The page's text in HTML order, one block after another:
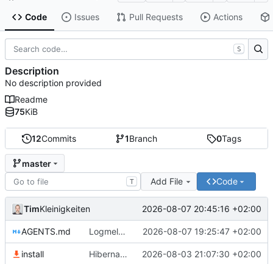
Code Issues Pull Requests Actions
12Commits 1Branch 0Tags
master
T Add File Code
TimKleinigkeiten 2026-08-07 20:45:16 +02:00
AGENTS.md Logmeldungen verbessert 2026-08-07 19:25:47 +02:00
install Hibernate mit Zeitstempel 2026-08-03 21:07:30 +02:00
S
Description
No description provided
Readme
75KiB